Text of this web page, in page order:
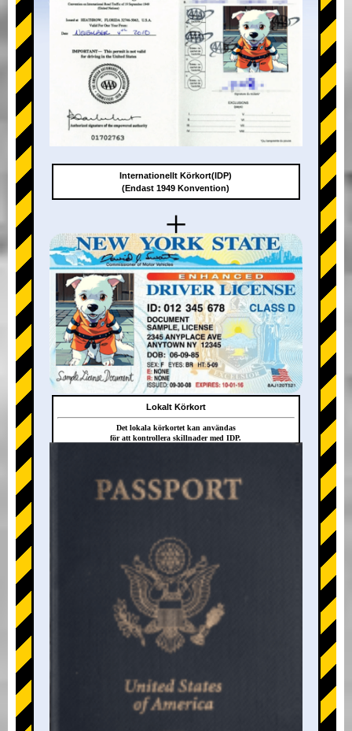
+
+
Internationellt Körkort(IDP)
(Endast 1949 Konvention)
Lokalt Körkort
Det lokala körkortet kan användas
för att kontrollera skillnader med IDP.